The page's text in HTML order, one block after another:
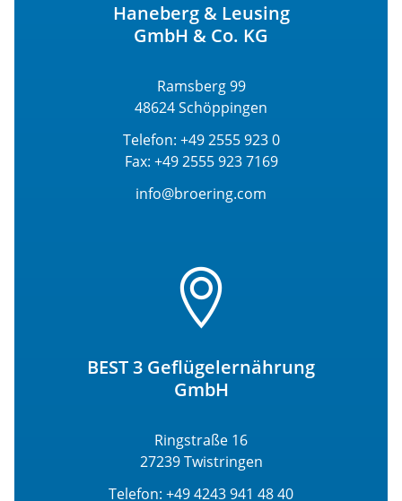
Haneberg & Leusing
GmbH & Co. KG
Ramsberg 99
48624 Schöppingen
Telefon: +49 2555 923 0
Fax: +49 2555 923 7169
info@broering.com
BEST 3 Geflügelernährung
GmbH
Ringstraße 16
27239 Twistringen
Telefon: +49 4243 941 48 40